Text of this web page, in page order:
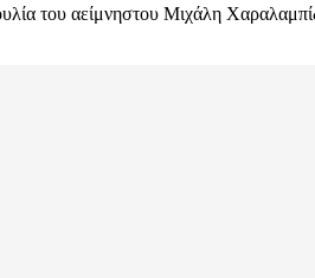
του αείμνηστου Μιχάλη